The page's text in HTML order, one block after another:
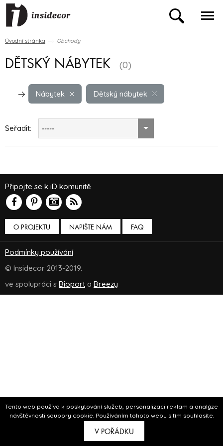
Tento web používá k poskytování služeb, personalizaci reklam a analýze
návštěvnosti soubory cookie. Používáním tohoto webu s tím souhlasíte.
V POŘÁDKU
Úvodní stránka Obchody
DĚTSKÝ NÁBYTEK (0)
Nábytek Dětský nábytek
Seřadit: -----
O PROJEKTU NAPIŠTE NÁM
Připojte se k iD komunitě
FAQ
Podmínky používání
© Insidecor 2013-2019.
ve spolupráci s Bioport a Breezy